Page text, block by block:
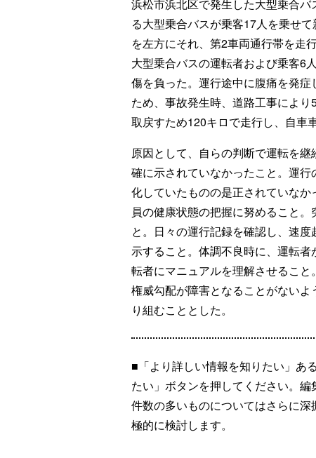
浜松市浜北区で発生した大型乗合
る大型乗合バスが乗客17人を乗せ
を左方にそれ、第2車両通行帯を走
大型乗合バスの運転者および乗客6
傷を負った。運行途中に腹痛を発
ため、事故発生時、道路工事によ
取戻すため120キロで走行し、自車
原因として、自らの判断で運転を
確に示されていなかったこと。運
化していたものの是正されていな
員の健康状態の把握に努めること
と。日々の運行記録を確認し、速
示すること。体調不良時に、運転
転者にマニュアルを理解させるこ
権威勾配が障害となることがない
り組むこととした。
■「より詳しい情報を知りたい」あ
たい」ボタンを押してください。編
件数の多いものについてはさらに
極的に検討します。